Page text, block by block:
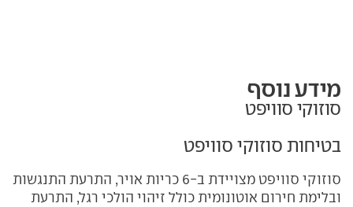
מידע נוסף
סוזוקי סוויפט
בטיחות סוזוקי סוויפט
סוזוקי סוויפט מצויידת ב-6 כריות אויר, התרעת התנגשות
ובלימת חירום אוטונומית כולל זיהוי הולכי רגל, התרעת